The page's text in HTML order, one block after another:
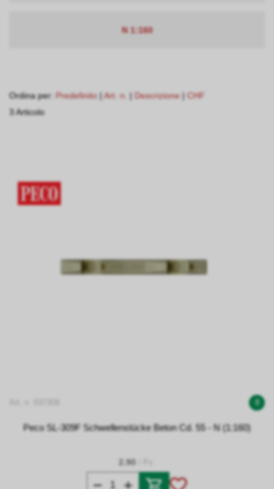
N 1:160
Ordina per: Predefinito | Art. n. | Descrizione | CHF
3 Articolo
8
Peco SL-309F Schwellenstücke Beton Cd. 55 - N (1:160)
2.90